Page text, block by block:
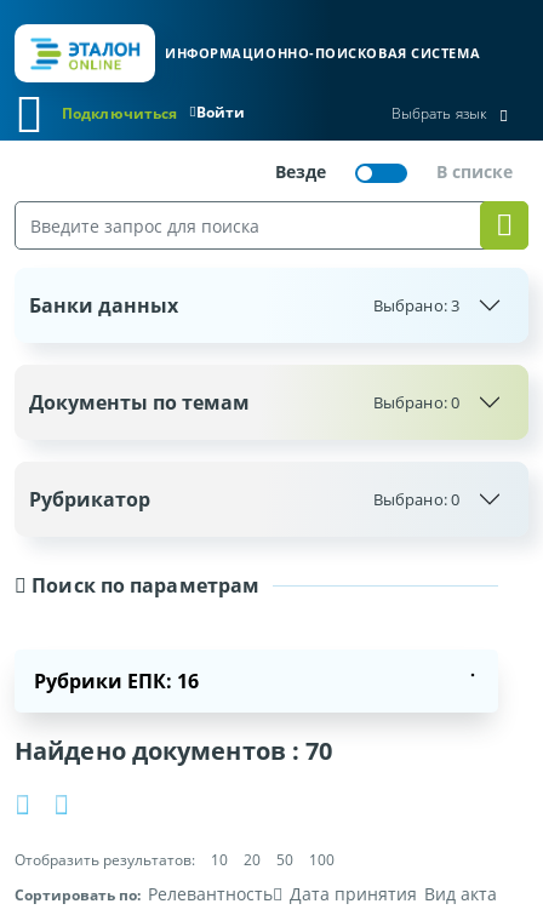
ИНФОРМАЦИОННО-ПОИСКОВАЯ СИСТЕМА
Войти
Подключиться Выбрать язык
Поиск по параметрам
Рубрики ЕПК: 16
Найдено документов :70
Отобразить результатов: 10 20 50
100
Сортировать по: Релевантность Дата принятия Вид акта
Банки данных Выбрано:3
Документы по темам Выбрано:0
Рубрикатор Выбрано:0